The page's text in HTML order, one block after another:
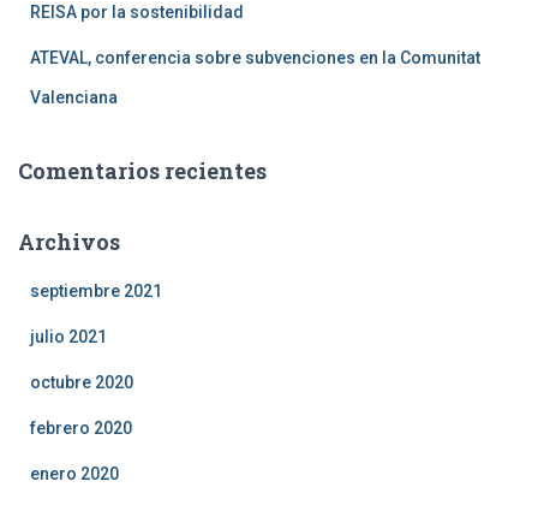
REISA por la sostenibilidad
ATEVAL, conferencia sobre subvenciones en la Comunitat
Valenciana
Comentarios recientes
Archivos
septiembre 2021
julio 2021
octubre 2020
febrero 2020
enero 2020